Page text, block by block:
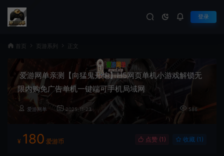
登录
首页 页游系列 正文
爱游网单亲测【向猛鬼开炮】H5网页单机小游戏解锁无
限内购免广告单机一键端可手机局域网
爱游网单 2025-11-23 586
¥ 180 爱游币 点赞 (1 ) 收藏 (1)